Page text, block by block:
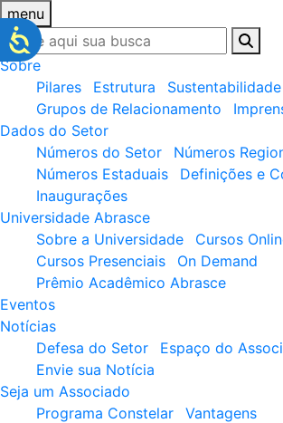
menu
Sobre
Pilares
Estrutura Sustentabilidade
Grupos de Relacionamento
Dados do Setor
Números do Setor
Números
Números Estaduais
Definições e
Inaugurações
Universidade Abrasce
Sobre a Universidade
Cursos
Cursos Presenciais
On Demand
Prêmio Acadêmico Abrasce
Eventos
Notícias
Defesa do Setor
Espaço do
Envie sua Notícia
Seja um Associado
Programa Constelar
Vantagens